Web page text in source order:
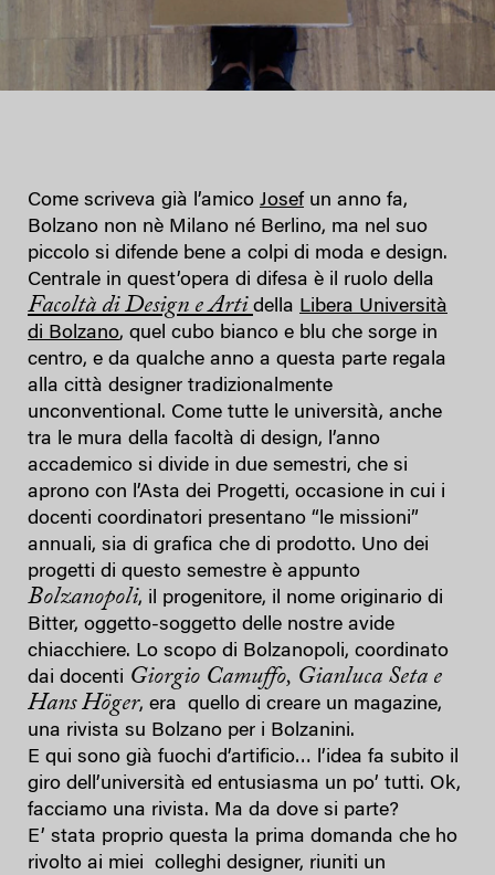
Come scriveva già l’amico Josef un anno fa,
Bolzano non nè Milano né Berlino, ma nel suo
piccolo si difende bene a colpi di moda e design.
Centrale in quest’opera di difesa è il ruolo della
Facoltà di Design e Arti della Libera Università
di Bolzano, quel cubo bianco e blu che sorge in
centro, e da qualche anno a questa parte regala
alla città designer tradizionalmente
unconventional. Come tutte le università, anche
tra le mura della facoltà di design, l’anno
accademico si divide in due semestri, che si
aprono con l’Asta dei Progetti, occasione in cui i
docenti coordinatori presentano “le missioni”
annuali, sia di grafica che di prodotto. Uno dei
progetti di questo semestre è appunto
Bolzanopoli, il progenitore, il nome originario di
Bitter, oggetto-soggetto delle nostre avide
chiacchiere. Lo scopo di Bolzanopoli, coordinato
dai docenti Giorgio Camuffo, Gianluca Seta e
Hans Höger, era quello di creare un magazine,
una rivista su Bolzano per i Bolzanini.
E qui sono già fuochi d’artificio… l’idea fa subito il
giro dell’università ed entusiasma un po’ tutti. Ok,
facciamo una rivista. Ma da dove si parte?
E’ stata proprio questa la prima domanda che ho
rivolto ai miei colleghi designer, riuniti un